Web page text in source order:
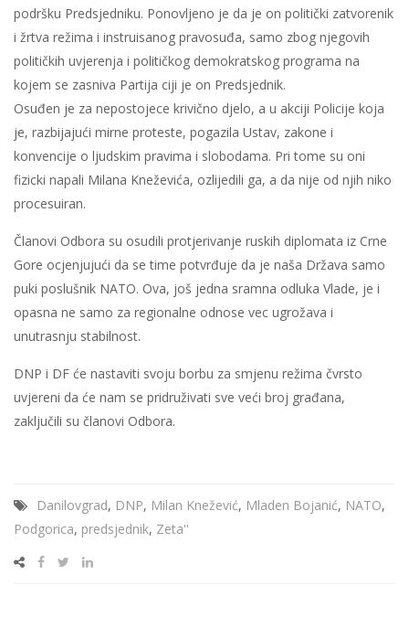
podršku Predsjedniku. Ponovljeno je da je on politički zatvorenik
i žrtva režima i instruisanog pravosuđa, samo zbog njegovih
političkih uvjerenja i političkog demokratskog programa na
kojem se zasniva Partija ciji je on Predsjednik.
Osuđen je za nepostojece krivično djelo, a u akciji Policije koja
je, razbijajući mirne proteste, pogazila Ustav, zakone i
konvencije o ljudskim pravima i slobodama. Pri tome su oni
fizicki napali Milana Kneževića, ozlijedili ga, a da nije od njih niko
procesuiran.
Članovi Odbora su osudili protjerivanje ruskih diplomata iz Crne
Gore ocjenjujući da se time potvrđuje da je naša Država samo
puki poslušnik NATO. Ova, još jedna sramna odluka Vlade, je i
opasna ne samo za regionalne odnose vec ugrožava i
unutrasnju stabilnost.
DNP i DF će nastaviti svoju borbu za smjenu režima čvrsto
uvjereni da će nam se pridruživati sve veći broj građana,
zaključili su članovi Odbora.
Danilovgrad, DNP, Milan Knežević, Mladen Bojanić, NATO,
Podgorica, predsjednik, Zeta''